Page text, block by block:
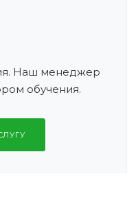
Наш менеджер
обучения.